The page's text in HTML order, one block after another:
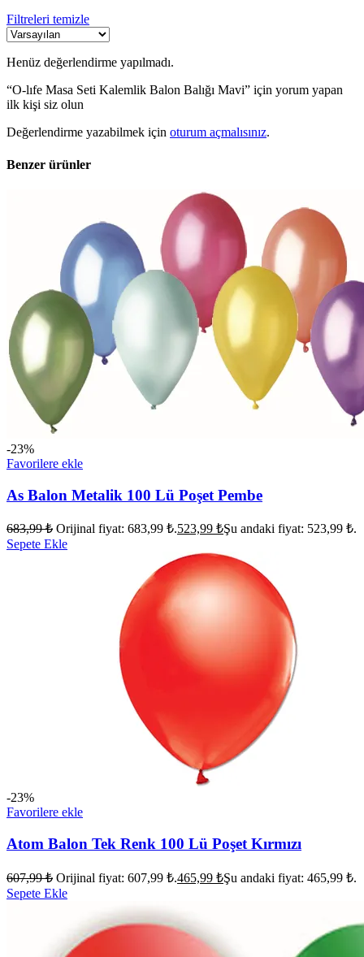
Filtreleri temizle
Henüz değerlendirme yapılmadı.
“O-lıfe Masa Seti Kalemlik Balon Balığı Mavi” için yorum yapan
ilk kişi siz olun
Değerlendirme yazabilmek için oturum açmalısınız.
Benzer ürünler
-23%
Favorilere ekle
As Balon Metalik 100 Lü Poşet Pembe
683,99₺ Orijinal fiyat: 683,99 ₺.523,99 ₺Şu andaki fiyat: 523,99 ₺.
Sepete Ekle
-23%
Favorilere ekle
Atom Balon Tek Renk 100 Lü Poşet Kırmızı
607,99₺ Orijinal fiyat: 607,99 ₺.465,99 ₺Şu andaki fiyat: 465,99 ₺.
Sepete Ekle